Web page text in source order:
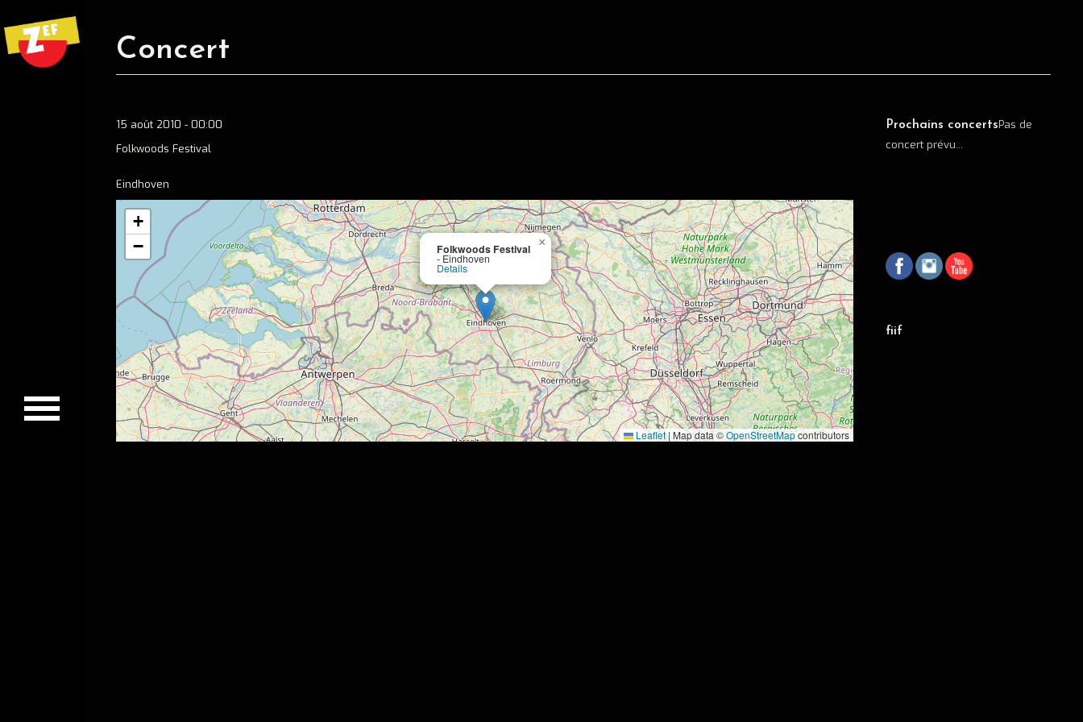
Ecouter
Spotify
Apple music
Concerts
Concerts passés
Vidéos
Concert
15 août 2010 - 00:00
Folkwoods Festival
Eindhoven
Folkwoods Festival
- Eindhoven
Details
×
+
−
Leaflet | Map data ©OpenStreetMapcontributors
Prochains concertsPas de
concert prévu...
fiif